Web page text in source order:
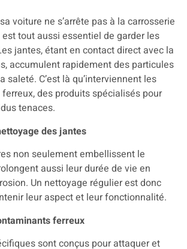
voiture ne s’arrête pas à la carrosserie
est tout aussi essentiel de garder les
jantes, étant en contact direct avec la
accumulent rapidement des particules
saleté. C’est là qu’interviennent les
des produits spécialisés pour
tenaces.
des jantes
non seulement embellissent le
aussi leur durée de vie en
Un nettoyage régulier est donc
leur aspect et leur fonctionnalité.
ferreux
sont conçus pour attaquer et